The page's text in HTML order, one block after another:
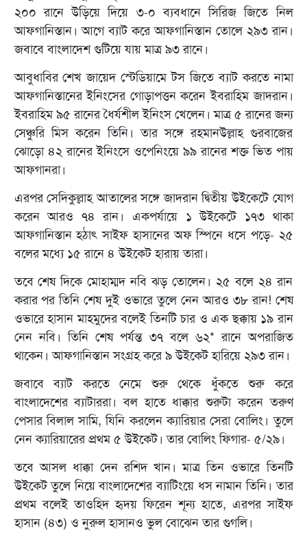
২০০ রানে উড়িয়ে দিয়ে ৩-০ ব্যবধানে সিরিজ জিতে নিল
আফগানিস্তান। আগে ব্যাট করে আফগানিস্তান তোলে ২৯৩ রান।
জবাবে বাংলাদেশ গুটিয়ে যায় মাত্র ৯৩ রানে।
আবুধাবির শেখ জায়েদ স্টেডিয়ামে টস জিতে ব্যাট করতে নামা
আফগানিস্তানের ইনিংসের গোড়াপত্তন করেন ইবরাহিম জাদরান।
ইবরাহিম ৯৫ রানের ধৈর্যশীল ইনিংস খেলেন। মাত্র ৫ রানের জন্য
সেঞ্চুরি মিস করেন তিনি। তার সঙ্গে রহমানউল্লাহ গুরবাজের
ঝোড়ো ৪২ রানের ইনিংসে ওপেনিংয়ে ৯৯ রানের শক্ত ভিত পায়
আফগানরা।
এরপর সেদিকুল্লাহ আতালের সঙ্গে জাদরান দ্বিতীয় উইকেটে যোগ
করেন আরও ৭৪ রান। একপর্যায়ে ১ উইকেটে ১৭৩ থাকা
আফগানিস্তান হঠাৎ সাইফ হাসানের অফ স্পিনে ধসে পড়ে- ২৫
বলের মধ্যে ১৫ রানে ৪ উইকেট হারায় তারা।
তবে শেষ দিকে মোহাম্মদ নবি ঝড় তোলেন। ২৫ বলে ২৪ রান
করার পর তিনি শেষ দুই ওভারে তুলে নেন আরও ৩৮ রান! শেষ
ওভারে হাসান মাহমুদের বলেই তিনটি চার ও এক ছক্কায় ১৯ রান
নেন নবি। তিনি শেষ পর্যন্ত ৩৭ বলে ৬২* রানে অপরাজিত
থাকেন। আফগানিস্তান সংগ্রহ করে ৯ উইকেট হারিয়ে ২৯৩ রান।
জবাবে ব্যাট করতে নেমে শুরু থেকে ধুঁকতে শুরু করে
বাংলাদেশের ব্যাটাররা। বল হাতে ধাক্কার শুরুটা করেন তরুণ
পেসার বিলাল সামি, যিনি করলেন ক্যারিয়ার সেরা বোলিং। তুলে
নেন ক্যারিয়ারের প্রথম ৫ উইকেট। তার বোলিং ফিগার- ৫/২৯।
তবে আসল ধাক্কা দেন রশিদ খান। মাত্র তিন ওভারে তিনটি
উইকেট তুলে নিয়ে বাংলাদেশের ব্যাটিংয়ে ধস নামান তিনি। তার
প্রথম বলেই তাওহিদ হৃদয় ফিরেন শূন্য হাতে, এরপর সাইফ
হাসান (৪৩) ও নুরুল হাসানও ভুল বোঝেন তার গুগলি।